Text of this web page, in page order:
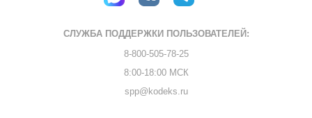
СЛУЖБА ПОДДЕРЖКИ ПОЛЬЗОВАТЕЛЕЙ:
8-800-505-78-25
8:00-18:00 МСК
spp@kodeks.ru